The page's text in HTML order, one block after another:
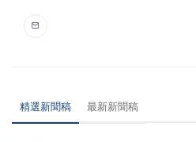
精選新聞稿 最新新聞稿